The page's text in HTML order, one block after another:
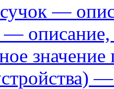
—
описание,
значение